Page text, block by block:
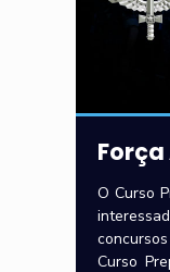
O Curso
Curso